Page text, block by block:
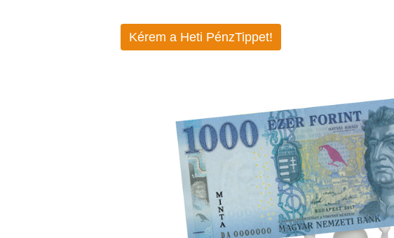
Kérem a Heti PénzTippet!